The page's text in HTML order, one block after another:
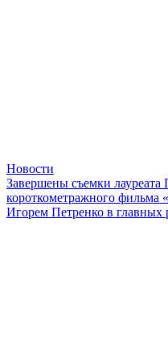
Новости
Завершены съемки лауреата
короткометражного фильма
Игорем Петренко в главных